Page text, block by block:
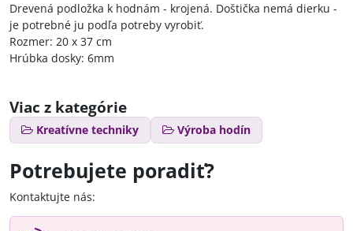
Drevená podložka k hodnám - krojená. Doštička nemá dierku -
je potrebné ju podľa potreby vyrobiť.
Rozmer: 20 x 37 cm
Hrúbka dosky: 6mm
Viac z kategórie
Kreatívne techniky Výroba hodín
Potrebujete poradiť?
Kontaktujte nás: